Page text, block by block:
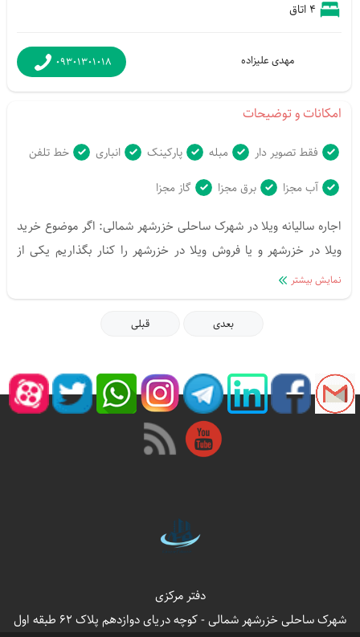
4 اتاق
09301301018 مهدی علیزاده
امکانات و توضیحات
فقط تصویر دار مبله پارکینک انباری
خط تلفن
آب مجزا
برق مجزا گاز مجزا
اجاره سالیانه ویلا در شهرک ساحلی خزرشهر شمالی: اگر موضوع خرید
سالیانه
در شهرک خزرشهر جنوبی قبل از اقدام به خرید ملک در خزرشهر سعی
میکنند ابتدا ویلایی را بمدت یکسال
اجاره کنند آشنایی کامل به چند و چون خرید و فروش ویلا در خزرشهر
اجاره ای در خزرشهر شمالی و جنوبی
نمایش بیشتر
بعدی قبلی
دفتر مرکزی
شهرک ساحلی خزرشهر شمالی - کوچه دریای دوازدهم پلاک 62 طبقه اول